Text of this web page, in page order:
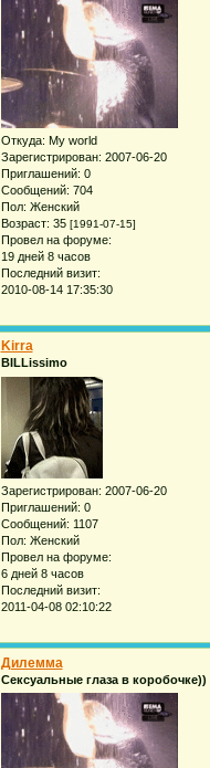
Откуда: My world
Зарегистрирован: 2007-06-20
Приглашений: 0
Сообщений: 704
Пол: Женский
Возраст: 35 [1991-07-15]
Провел на форуме:
19 дней 8 часов
Последний визит:
2010-08-14 17:35:30
Kirra
BILLissimo
Зарегистрирован: 2007-06-20
Приглашений: 0
Сообщений: 1107
Пол: Женский
Провел на форуме:
6 дней 8 часов
Последний визит:
2011-04-08 02:10:22
Дилемма
Сексуальные глаза в коробочке))